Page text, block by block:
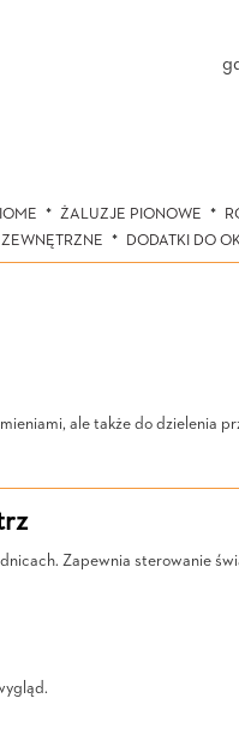
ŻALUZJE PIONOWE
DODATKI DO
ale także do dzielenia
Zapewnia sterowanie